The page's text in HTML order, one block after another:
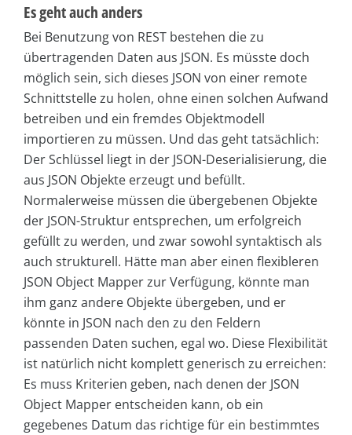
Es geht auch anders
Bei Benutzung von REST bestehen die zu
übertragenden Daten aus JSON. Es müsste doch
möglich sein, sich dieses JSON von einer remote
Schnittstelle zu holen, ohne einen solchen Aufwand
betreiben und ein fremdes Objektmodell
importieren zu müssen. Und das geht tatsächlich:
Der Schlüssel liegt in der JSON-Deserialisierung, die
aus JSON Objekte erzeugt und befüllt.
Normalerweise müssen die übergebenen Objekte
der JSON-Struktur entsprechen, um erfolgreich
gefüllt zu werden, und zwar sowohl syntaktisch als
auch strukturell. Hätte man aber einen flexibleren
JSON Object Mapper zur Verfügung, könnte man
ihm ganz andere Objekte übergeben, und er
könnte in JSON nach den zu den Feldern
passenden Daten suchen, egal wo. Diese Flexibilität
ist natürlich nicht komplett generisch zu erreichen:
Es muss Kriterien geben, nach denen der JSON
Object Mapper entscheiden kann, ob ein
gegebenes Datum das richtige für ein bestimmtes